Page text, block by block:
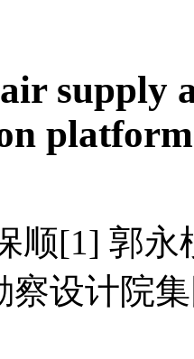
supply
顺[1] 郭永
察设计院